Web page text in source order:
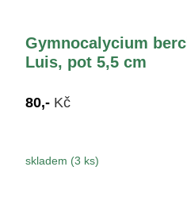
Gymnocalycium
Luis, pot 5,5 cm
80,- Kč
skladem (3 ks)